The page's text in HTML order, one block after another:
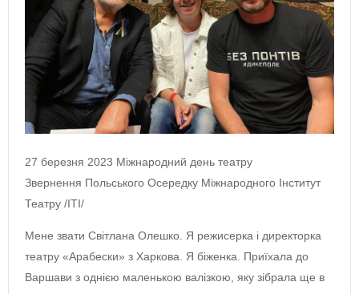
27 березня 2023 Міжнародний день театру
Звернення Польського Осередку Міжнародного Інститут
Театру /ITI/
Мене звати Світлана Олешко. Я режисерка і директорка
театру «Арабески» з Харкова. Я біженка. Приїхала до
Варшави з однією маленькою валізкою, яку зібрала ще в